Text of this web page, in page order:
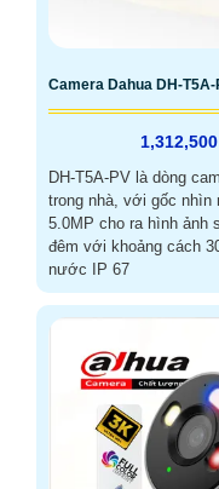
Camera Dahua DH-T5A-
DH-T5A-PV là dòng
trong nhà, với gốc nhìn
5.0MP cho ra hình ảnh
đêm với khoảng cách
nước IP 67